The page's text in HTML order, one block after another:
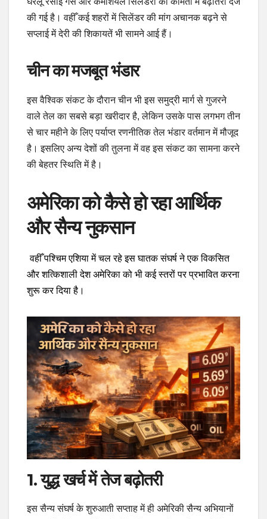
की गई है। वहीँ कई शहरों में सिलेंडर की मांग अचानक बढ़ने से
सप्लाई में देरी की शिकायतें भी सामने आई हैं।
चीन का मजबूत भंडार
इस वैश्विक संकट के दौरान चीन भी इस समुद्री मार्ग से गुजरने
वाले तेल का सबसे बड़ा खरीदार है, लेकिन उसके पास लगभग तीन
से चार महीने के लिए पर्याप्त रणनीतिक तेल भंडार वर्तमान में मौजूद
है। इसलिए अन्य देशों की तुलना में वह इस संकट का सामना करने
की बेहतर स्थिति में है।
अमेरिका को कैसे हो रहा आर्थिक
और सैन्य नुकसान
वहीँ पश्चिम एशिया में चल रहे इस घातक संघर्ष ने एक विकसित
और शत्किशाली देश अमेरिका को भी कई स्तरों पर प्रभावित करना
शुरू कर दिया है।
1. युद्ध खर्च में तेज बढ़ोतरी
इस सैन्य संघर्ष के शुरुआती सप्ताह में ही अमेरिकी सैन्य अभियानों